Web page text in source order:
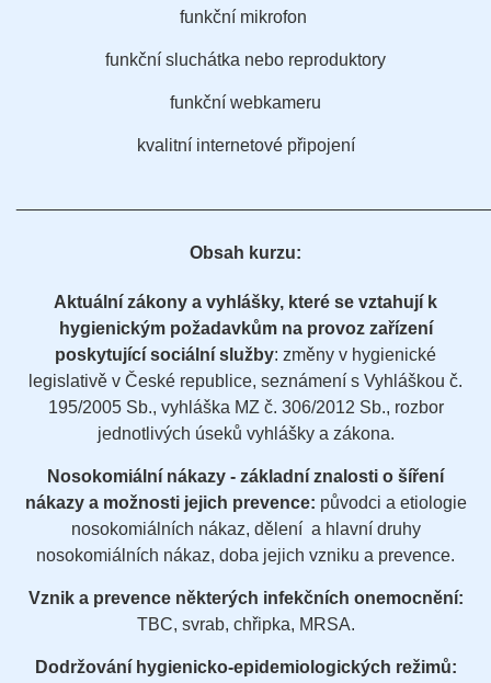
funkční mikrofon
funkční sluchátka nebo reproduktory
funkční webkameru
kvalitní internetové připojení
Obsah kurzu:
Aktuální zákony a vyhlášky, které se vztahují k
hygienickým požadavkům na provoz zařízení
poskytující sociální služby: změny v hygienické
legislativě v České republice, seznámení s Vyhláškou č.
195/2005 Sb., vyhláška MZ č. 306/2012 Sb., rozbor
jednotlivých úseků vyhlášky a zákona.
Nosokomiální nákazy - základní znalosti o šíření
nákazy a možnosti jejich prevence: původci a etiologie
nosokomiálních nákaz, dělení a hlavní druhy
nosokomiálních nákaz, doba jejich vzniku a prevence.
Vznik a prevence některých infekčních onemocnění:
TBC, svrab, chřipka, MRSA.
Dodržování hygienicko-epidemiologických režimů: